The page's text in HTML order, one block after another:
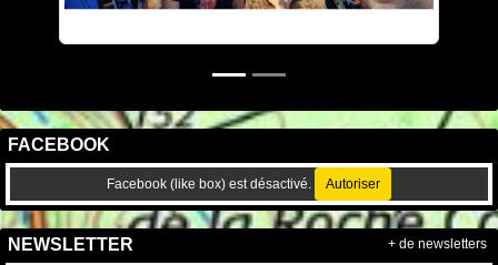
FACEBOOK
Facebook (like box) est désactivé. Autoriser
NEWSLETTER + de newsletters